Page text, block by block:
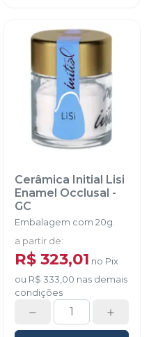
Cerâmica Initial Lisi
Enamel Occlusal -
GC
Embalagem com 20g.
a partir de:
R$ 323,01 no Pix
ou R$ 333,00 nas demais
condições